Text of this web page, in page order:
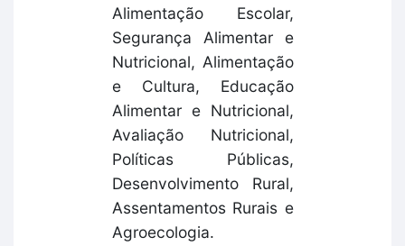
Alimentação Escolar,
Segurança Alimentar e
Nutricional, Alimentação
e Cultura, Educação
Alimentar e Nutricional,
Avaliação Nutricional,
Políticas Públicas,
Desenvolvimento Rural,
Assentamentos Rurais e
Agroecologia.